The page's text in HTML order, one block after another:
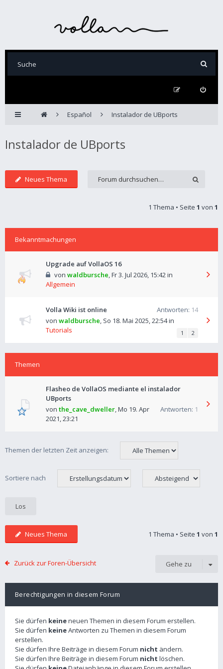
Español Instalador de UBports
Instalador de UBports
Neues Thema
1 Thema • Seite 1 von 1
Bekanntmachungen
Upgrade auf VollaOS 16
von waldbursche,Fr 3. Jul 2026, 15:42in
Allgemein
Volla Wiki ist online Antworten: 14
von waldbursche, So 18. Mai 2025, 22:54in
Tutorials
1 2
Themen
Flasheo de VollaOS mediante el instalador
UBports
Antworten: 1
von the_cave_dweller,Mo 19. Apr
2021, 23:21
Themen der letzten Zeit anzeigen:
Sortiere nach
Neues Thema 1 Thema • Seite 1 von 1
Zurück zur Foren-Übersicht Gehe zu
Berechtigungen in diesem Forum
Sie dürfen keineneuen Themen in diesem Forum erstellen.
Sie dürfen keineAntworten zu Themen in diesem Forum
erstellen.
Sie dürfen Ihre Beiträge in diesem Forum nicht ändern.
Sie dürfen Ihre Beiträge in diesem Forum nicht löschen.